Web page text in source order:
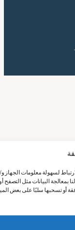
لسهولة معلومات الجهاز و/أو
البيانات مثل التصفح أو
تسحبها سلبًا على بعض الميزات